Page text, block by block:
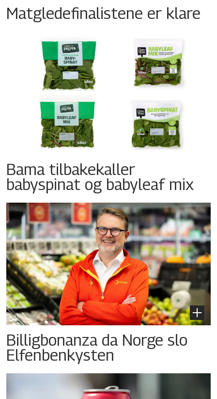
Matgledefinalistene er klare
Bama tilbakekaller
babyspinat og babyleaf mix
Billigbonanza da Norge slo
Elfenbenkysten